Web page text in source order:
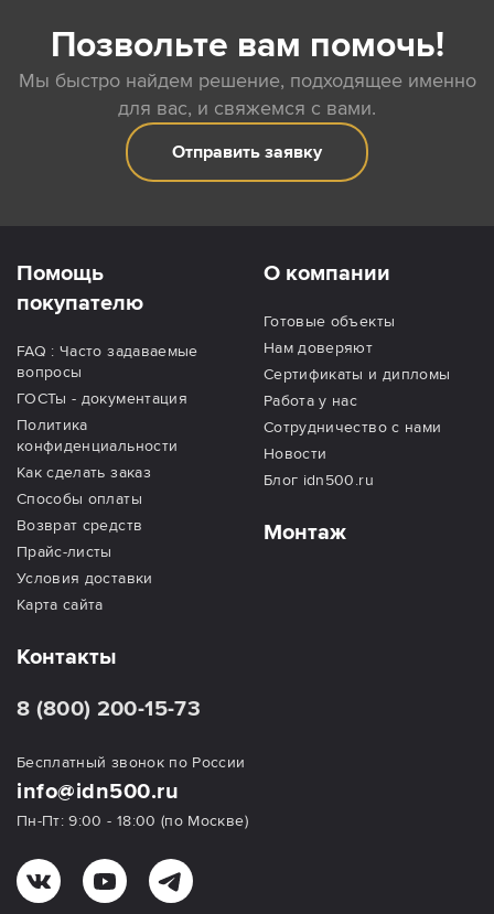
Позвольте вам помочь!
Мы быстро найдем решение, подходящее именно
для вас, и свяжемся с вами.
Отправить заявку
Помощь
покупателю
FAQ : Часто задаваемые
вопросы
ГОСТы - документация
Политика
конфиденциальности
Как сделать заказ
Способы оплаты
Возврат средств
Прайс-листы
Условия доставки
Карта сайта
О компании
Готовые объекты
Нам доверяют
Сертификаты и дипломы
Работа у нас
Сотрудничество с нами
Новости
Блог idn500.ru
Монтаж
Контакты
8 (800) 200-15-73
Бесплатный звонок по России
info@idn500.ru
Пн-Пт: 9:00 - 18:00 (по Москве)